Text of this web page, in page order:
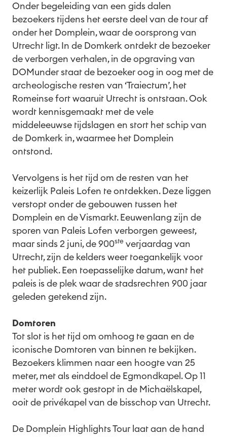
Onder begeleiding van een gids dalen
bezoekers tijdens het eerste deel van de tour af
onder het Domplein, waar de oorsprong van
Utrecht ligt. In de Domkerk ontdekt de bezoeker
de verborgen verhalen, in de opgraving van
DOMunder staat de bezoeker oog in oog met de
archeologische resten van ‘Traiectum’, het
Romeinse fort waaruit Utrecht is ontstaan. Ook
wordt kennisgemaakt met de vele
middeleeuwse tijdslagen en stort het schip van
de Domkerk in, waarmee het Domplein
ontstond.
Vervolgens is het tijd om de resten van het
keizerlijk Paleis Lofen te ontdekken. Deze liggen
verstopt onder de gebouwen tussen het
Domplein en de Vismarkt. Eeuwenlang zijn de
sporen van Paleis Lofen verborgen geweest,
maar sinds 2 juni, de 900ste verjaardag van
Utrecht, zijn de kelders weer toegankelijk voor
het publiek. Een toepasselijke datum, want het
paleis is de plek waar de stadsrechten 900 jaar
geleden getekend zijn.
Domtoren
Tot slot is het tijd om omhoog te gaan en de
iconische Domtoren van binnen te bekijken.
Bezoekers klimmen naar een hoogte van 25
meter, met als einddoel de Egmondkapel. Op 11
meter wordt ook gestopt in de Michaëlskapel,
ooit de privékapel van de bisschop van Utrecht.
De Domplein Highlights Tour laat aan de hand